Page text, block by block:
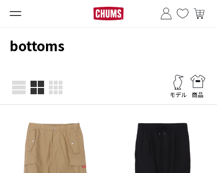
■夏季休業のお知らせ■
bottoms
モデル 商品